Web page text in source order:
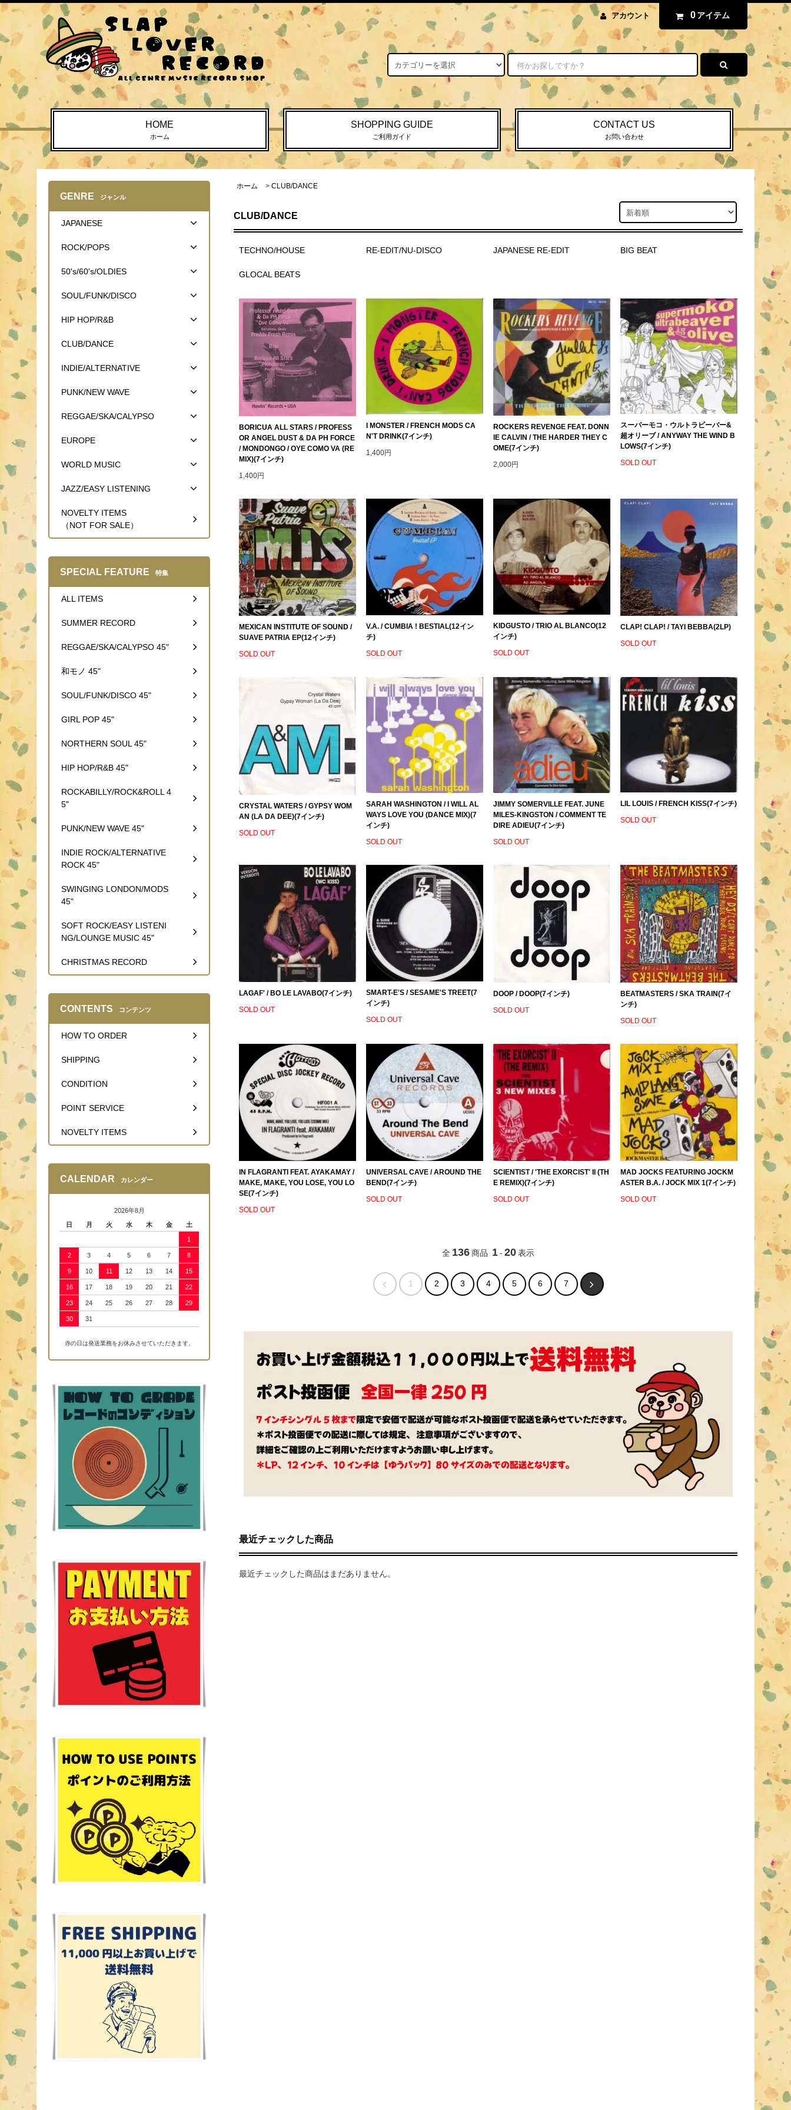
アカウント 0 アイテム
HOME
ホーム
SHOPPING GUIDE
ご利用ガイド
CONTACT US
お問い合わせ
ホーム > CLUB/DANCE
CLUB/DANCE
TECHNO/HOUSE RE-EDIT/NU-DISCO JAPANESE RE-EDIT BIG BEAT
GLOCAL BEATS
BORICUA ALL STARS / PROFESS
OR ANGEL DUST & DA PH FORCE
/ MONDONGO / OYE COMO VA (RE
MIX)(7インチ)
1,400円
I MONSTER / FRENCH MODS CA
N'T DRINK(7インチ)
1,400円
ROCKERS REVENGE FEAT. DONN
IE CALVIN / THE HARDER THEY C
OME(7インチ)
2,000円
スーパーモコ・ウルトラビーバー&
超オリーブ / ANYWAY THE WIND B
LOWS(7インチ)
SOLD OUT
MEXICAN INSTITUTE OF SOUND /
SUAVE PATRIA EP(12インチ)
SOLD OUT
V.A. / CUMBIA ! BESTIAL(12イン
チ)
SOLD OUT
KIDGUSTO / TRIO AL BLANCO(12
インチ)
SOLD OUT
CLAP! CLAP! / TAYI BEBBA(2LP)
SOLD OUT
CRYSTAL WATERS / GYPSY WOM
AN (LA DA DEE)(7インチ)
SOLD OUT
SARAH WASHINGTON / I WILL AL
WAYS LOVE YOU (DANCE MIX)(7
インチ)
SOLD OUT
JIMMY SOMERVILLE FEAT. JUNE
MILES-KINGSTON / COMMENT TE
DIRE ADIEU(7インチ)
SOLD OUT
LIL LOUIS / FRENCH KISS(7インチ)
SOLD OUT
LAGAF' / BO LE LAVABO(7インチ)
SOLD OUT
SMART-E'S / SESAME'S TREET(7
インチ)
SOLD OUT
DOOP / DOOP(7インチ)
SOLD OUT
BEATMASTERS / SKA TRAIN(7イ
ンチ)
SOLD OUT
IN FLAGRANTI FEAT. AYAKAMAY /
MAKE, MAKE, YOU LOSE, YOU LO
SE(7インチ)
SOLD OUT
UNIVERSAL CAVE / AROUND THE
BEND(7インチ)
SOLD OUT
SCIENTIST / 'THE EXORCIST' II (TH
E REMIX)(7インチ)
SOLD OUT
MAD JOCKS FEATURING JOCKM
ASTER B.A. / JOCK MIX 1(7インチ)
SOLD OUT
全 136商品 1- 20表示
1 2 3 4 5 6 7
最近チェックした商品
最近チェックした商品はまだありません。
GENRE ジャンル
JAPANESE
ROCK/POPS
50's/60's/OLDIES
SOUL/FUNK/DISCO
HIP HOP/R&B
CLUB/DANCE
INDIE/ALTERNATIVE
PUNK/NEW WAVE
REGGAE/SKA/CALYPSO
EUROPE
WORLD MUSIC
JAZZ/EASY LISTENING
NOVELTY ITEMS
（NOT FOR SALE）
SPECIAL FEATURE 特集
ALL ITEMS
SUMMER RECORD
REGGAE/SKA/CALYPSO 45"
和モノ 45"
SOUL/FUNK/DISCO 45"
GIRL POP 45"
NORTHERN SOUL 45"
HIP HOP/R&B 45"
ROCKABILLY/ROCK&ROLL 4
5"
PUNK/NEW WAVE 45"
INDIE ROCK/ALTERNATIVE
ROCK 45"
SWINGING LONDON/MODS
45"
SOFT ROCK/EASY LISTENI
NG/LOUNGE MUSIC 45"
CHRISTMAS RECORD
CONTENTS コンテンツ
HOW TO ORDER
SHIPPING
CONDITION
POINT SERVICE
NOVELTY ITEMS
CALENDAR カレンダー
2026年8月
日
月 火 水 木 金 土
1
2 3 4 5 6 7 8
9 10 11 12 13 14 15
16 17 18 19 20 21 22
23 24 25 26 27 28 29
30 31
赤の日は発送業務をお休みさせていただきます。